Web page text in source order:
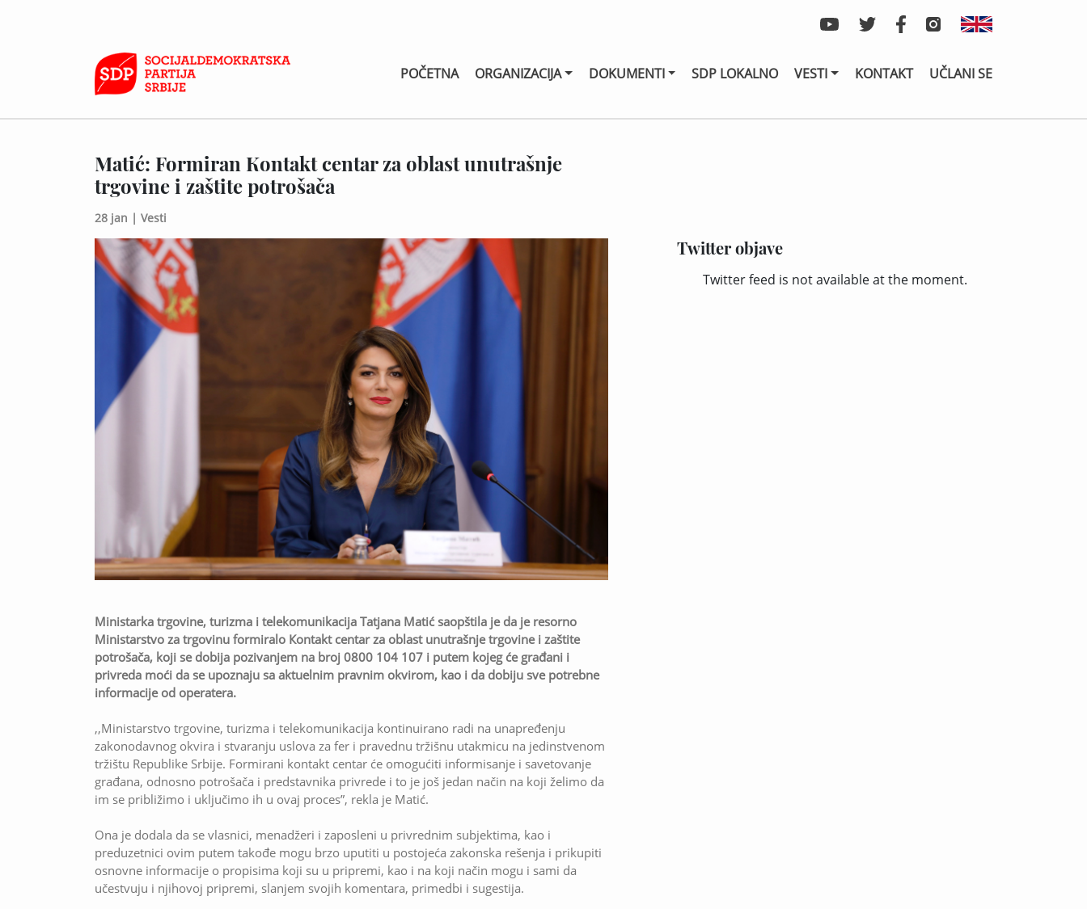
POČETNA ORGANIZACIJA DOKUMENTI SDP LOKALNO VESTI KONTAKT UČLANI SE
Matić: Formiran Кontakt centar za oblast unutrašnje
trgovine i zaštite potrošača
28 jan | Vesti
Ministarka trgovine, turizma i telekomunikacija Tatjana Matić saopštila je da je resorno
Ministarstvo za trgovinu formiralo Кontakt centar za oblast unutrašnje trgovine i zaštite
potrošača, koji se dobija pozivanjem na broj 0800 104 107 i putem kojeg će građani i
privreda moći da se upoznaju sa aktuelnim pravnim okvirom, kao i da dobiju sve potrebne
informacije od operatera.
,,Ministarstvo trgovine, turizma i telekomunikacija kontinuirano radi na unapređenju
zakonodavnog okvira i stvaranju uslova za fer i pravednu tržišnu utakmicu na jedinstvenom
tržištu Republike Srbije. Formirani kontakt centar će omogućiti informisanje i savetovanje
građana, odnosno potrošača i predstavnika privrede i to je još jedan način na koji želimo da
im se približimo i uključimo ih u ovaj proces”, rekla je Matić.
Ona je dodala da se vlasnici, menadžeri i zaposleni u privrednim subjektima, kao i
preduzetnici ovim putem takođe mogu brzo uputiti u postojeća zakonska rešenja i prikupiti
osnovne informacije o propisima koji su u pripremi, kao i na koji način mogu i sami da
učestvuju i njihovoj pripremi, slanjem svojih komentara, primedbi i sugestija.
Twitter objave
Twitter feed is not available at the moment.